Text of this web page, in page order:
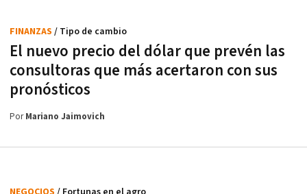
El nuevo precio del dólar que prevén las
consultoras que más acertaron con sus
pronósticos
FINANZAS / Tipo de cambio
PorMariano Jaimovich